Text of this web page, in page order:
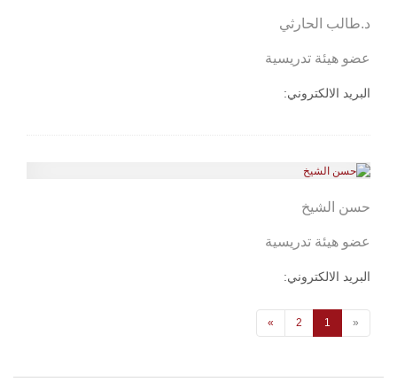
د.طالب الحارثي
عضو هيئة تدريسية
البريد الالكتروني:
حسن الشيخ
عضو هيئة تدريسية
البريد الالكتروني:
«
1
2
»